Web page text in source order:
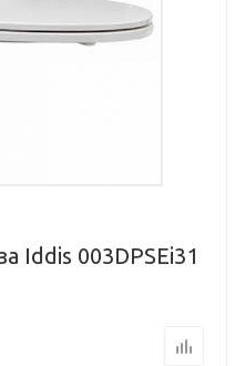
Iddis 003DPSEi31